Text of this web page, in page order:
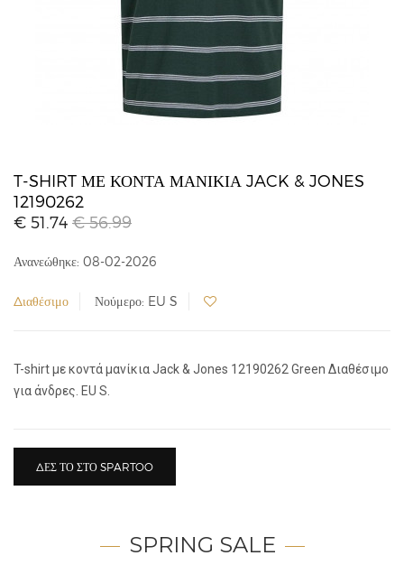
T-SHIRT ΜΕ ΚΟΝΤΆ ΜΑΝΊΚΙΑ JACK & JONES
12190262
€ 51.74 € 56.99
Ανανεώθηκε: 08-02-2026
Διαθέσιμο Νούμερο: EU S
T-shirt με κοντά μανίκια Jack & Jones 12190262 Green Διαθέσιμο
για άνδρες. EU S.
ΔΕΣ ΤΟ ΣΤΟ SPARTOO
SPRING SALE